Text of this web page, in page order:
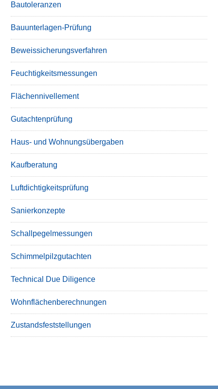
Bautoleranzen
Bauunterlagen-Prüfung
Beweissicherungsverfahren
Feuchtigkeitsmessungen
Flächennivellement
Gutachtenprüfung
Haus- und Wohnungsübergaben
Kaufberatung
Luftdichtigkeitsprüfung
Sanierkonzepte
Schallpegelmessungen
Schimmelpilzgutachten
Technical Due Diligence
Wohnflächenberechnungen
Zustandsfeststellungen